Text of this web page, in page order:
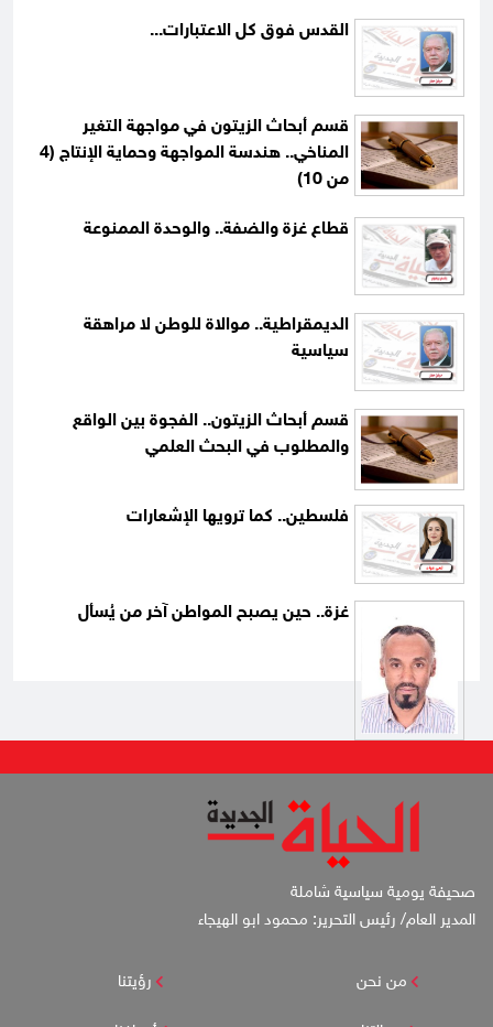
القدس فوق كل الاعتبارات...
قسم أبحاث الزيتون في مواجهة التغير
المناخي.. هندسة المواجهة وحماية الإنتاج (4
من 10)
قطاع غزة والضفة.. والوحدة الممنوعة
الديمقراطية.. موالاة للوطن لا مراهقة
سياسية
قسم أبحاث الزيتون.. الفجوة بين الواقع
والمطلوب في البحث العلمي
فلسطين.. كما ترويها الإشعارات
غزة.. حين يصبح المواطن آخر من يُسأل
صحيفة يومية سياسية شاملة
المدير العام/ رئيس التحرير: محمود ابو الهيجاء
من نحن رؤيتنا